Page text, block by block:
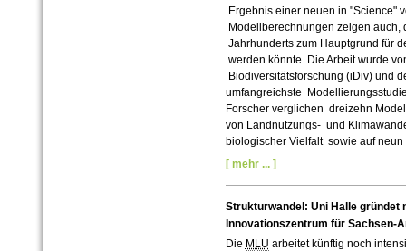
Ergebnis einer neuen in "Science"
Modellberechnungen zeigen auch,
Jahrhunderts zum Hauptgrund für
werden könnte. Die Arbeit wurde
Biodiversitätsforschung (iDiv) und
umfangreichste
Forscher verglichen dreizehn
von Landnutzungs- und
biologischer Vielfalt sowie auf
[ mehr ... ]
Strukturwandel: Uni Halle gründet
Innovationszentrum für Sachsen-
Die MLU arbeitet künftig noch